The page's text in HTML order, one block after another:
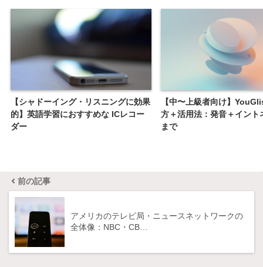
【シャドーイング・リスニングに効果
的】英語学習におすすめな ICレコー
ダー
【中〜上級者向け】
方＋活用法：発音＋イント
まで
前の記事
アメリカのテレビ局・ニュースネットワークの
全体像：NBC・CB…